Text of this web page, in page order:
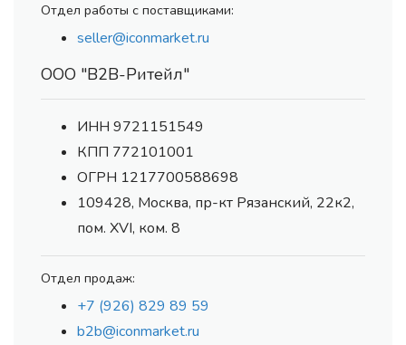
Отдел работы с поставщиками:
seller@iconmarket.ru
ООО "В2В-Ритейл"
ИНН 9721151549
КПП 772101001
ОГРН 1217700588698
109428, Москва, пр-кт Рязанский, 22к2,
пом. XVI, ком. 8
Отдел продаж:
+7 (926) 829 89 59
b2b@iconmarket.ru